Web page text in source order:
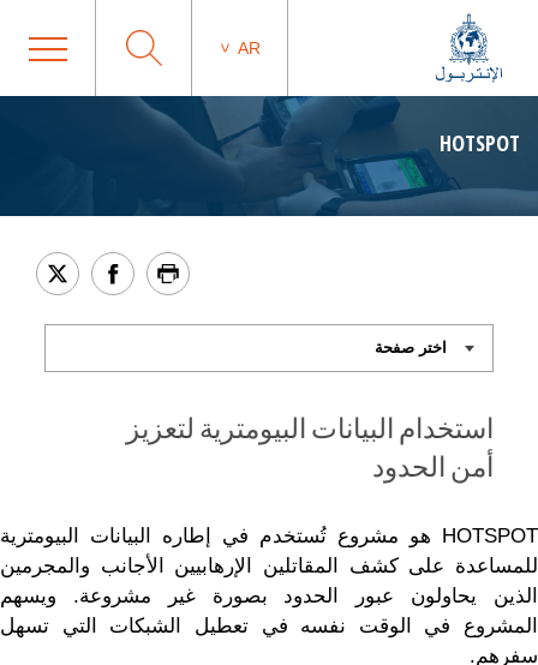
AR
HOTSPOT
استخدام البيانات البيومترية لتعزيز
أمن الحدود
HOTSPOT هو مشروع تُستخدم في إطاره البيانات البيومترية
للمساعدة على كشف المقاتلين الإرهابيين الأجانب والمجرمين
الذين يحاولون عبور الحدود بصورة غير مشروعة. ويسهم
المشروع في الوقت نفسه في تعطيل الشبكات التي تسهل
سفرهم.